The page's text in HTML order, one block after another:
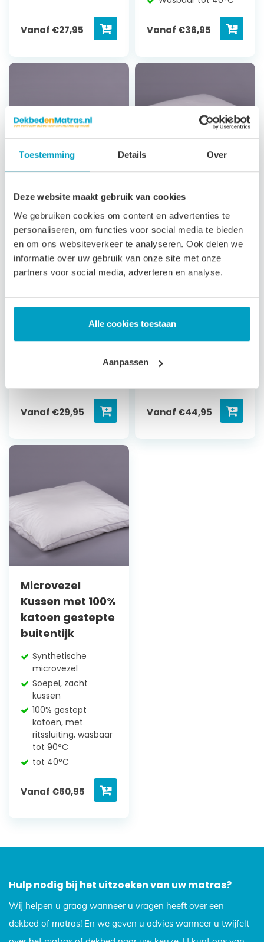
Toestemming Details Over
Deze website maakt gebruik van cookies
We gebruiken cookies om content en advertenties te
personaliseren, om functies voor social media te bieden
en om ons websiteverkeer te analyseren. Ook delen we
informatie over uw gebruik van onze site met onze
partners voor social media, adverteren en analyse.
Alle cookies toestaan
Aanpassen
Vanaf €27,95 Vanaf €36,95
Kussen
Vezelbol/Latex
Vezelbolletjes met
latex
Steviger, dikker
Katoenen tijk met
rits
Wasbaar tot 40°C
Vanaf €29,95
Kussen
Vezelbol/Latex
met 100% katoen
gestepte
buitentijk
vezelbolletjes met
Steviger, dikker
kussen
met rits
Vanaf €44,95
Microvezel
Kussen met 100%
katoen gestepte
buitentijk
Synthetische
microvezel
Soepel, zacht
kussen
100% gestept
katoen, met
ritssluiting, wasbaar
tot 90°C
tot 40°C
Vanaf €60,95
Hulp nodig bij het uitzoeken van uw matras?
Wij helpen u graag wanneer u vragen heeft over een
dekbed of matras! En we geven u advies wanneer u twijfelt